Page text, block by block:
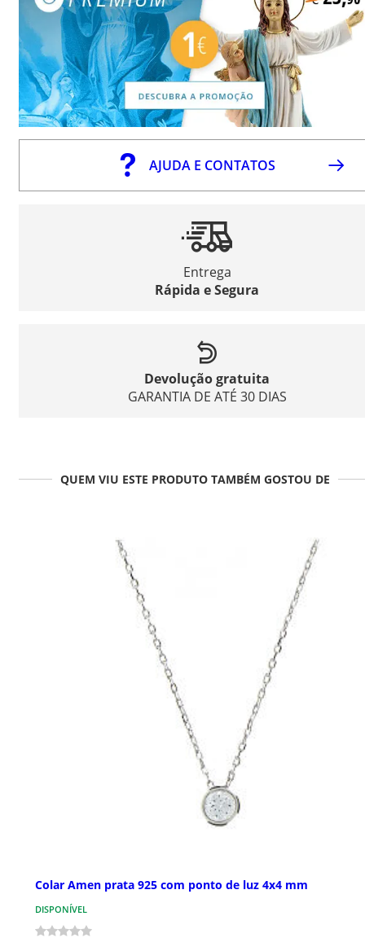
AJUDA E CONTATOS
Entrega
Rápida e Segura
Devolução gratuita
GARANTIA DE ATÉ 30 DIAS
QUEM VIU ESTE PRODUTO TAMBÉM GOSTOU DE
Colar Amen prata 925 com ponto de luz 4x4 mm
DISPONÍVEL